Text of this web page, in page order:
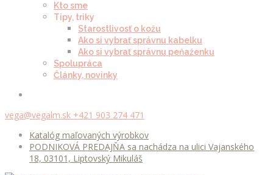
Kto sme
Tipy, triky
Starostlivosť o kožu
Ako si vybrať správnu kabelku
Ako si vybrať správnu peňaženku
Spolupráca
Články, novinky
vega@vegalm.sk +421 903 274 471
Katalóg maľovaných výrobkov
PODNIKOVÁ PREDAJŇA sa nachádza na ulici Vajanského
18, 03101, Liptovský Mikuláš